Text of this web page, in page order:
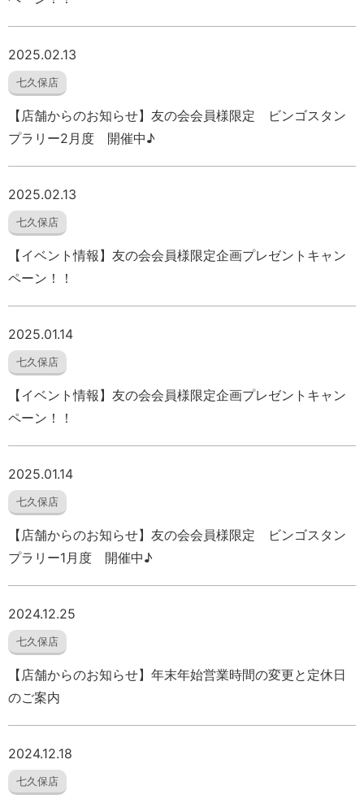
2025.02.13
七久保店
【店舗からのお知らせ】友の会会員様限定 ビンゴスタン
プラリー2月度 開催中♪
2025.02.13
七久保店
【イベント情報】友の会会員様限定企画プレゼントキャン
ペーン！！
2025.01.14
七久保店
【イベント情報】友の会会員様限定企画プレゼントキャン
ペーン！！
2025.01.14
七久保店
【店舗からのお知らせ】友の会会員様限定 ビンゴスタン
プラリー1月度 開催中♪
2024.12.25
七久保店
【店舗からのお知らせ】年末年始営業時間の変更と定休日
のご案内
2024.12.18
七久保店